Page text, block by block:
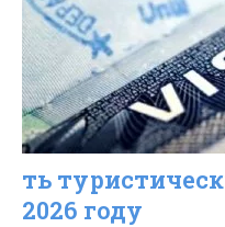
ть
2026 году